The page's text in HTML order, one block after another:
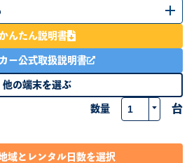
んたん説明書
ー公式取扱説明書
他の端末を選ぶ
数量 台
域とレンタル日数を選択